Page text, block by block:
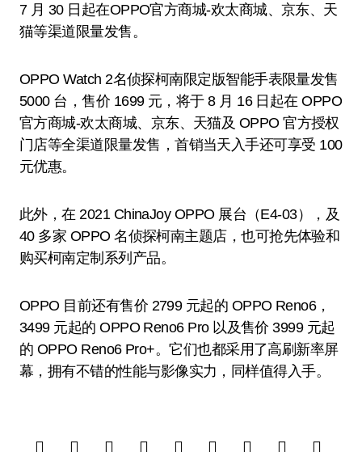
7 月 30 日起在OPPO官方商城-欢太商城、京东、天
猫等渠道限量发售。
OPPO Watch 2名侦探柯南限定版智能手表限量发售
5000 台，售价 1699 元，将于 8 月 16 日起在 OPPO
官方商城-欢太商城、京东、天猫及 OPPO 官方授权
门店等全渠道限量发售，首销当天入手还可享受 100
元优惠。
此外，在 2021 ChinaJoy OPPO 展台（E4-03），及
40 多家 OPPO 名侦探柯南主题店，也可抢先体验和
购买柯南定制系列产品。
OPPO 目前还有售价 2799 元起的 OPPO Reno6，
3499 元起的 OPPO Reno6 Pro 以及售价 3999 元起
的 OPPO Reno6 Pro+。它们也都采用了高刷新率屏
幕，拥有不错的性能与影像实力，同样值得入手。